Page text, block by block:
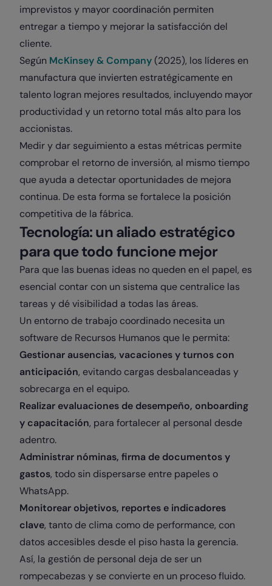
imprevistos y mayor coordinación permiten
entregar a tiempo y mejorar la satisfacción del
cliente.
Según McKinsey & Company (2025), los líderes en
manufactura que invierten estratégicamente en
talento logran mejores resultados, incluyendo mayor
productividad y un retorno total más alto para los
accionistas.
Medir y dar seguimiento a estas métricas permite
comprobar el retorno de inversión, al mismo tiempo
que ayuda a detectar oportunidades de mejora
continua. De esta forma se fortalece la posición
competitiva de la fábrica.
Tecnología: un aliado estratégico
para que todo funcione mejor
Para que las buenas ideas no queden en el papel, es
esencial contar con un sistema que centralice las
tareas y dé visibilidad a todas las áreas.
Un entorno de trabajo coordinado necesita un
software de Recursos Humanos que le permita:
Gestionar ausencias, vacaciones y turnos con
anticipación, evitando cargas desbalanceadas y
sobrecarga en el equipo.
Realizar evaluaciones de desempeño, onboarding
y capacitación, para fortalecer al personal desde
adentro.
Administrar nóminas, firma de documentos y
gastos, todo sin dispersarse entre papeles o
WhatsApp.
Monitorear objetivos, reportes e indicadores
clave, tanto de clima como de performance, con
datos accesibles desde el piso hasta la gerencia.
Así, la gestión de personal deja de ser un
rompecabezas y se convierte en un proceso fluido.